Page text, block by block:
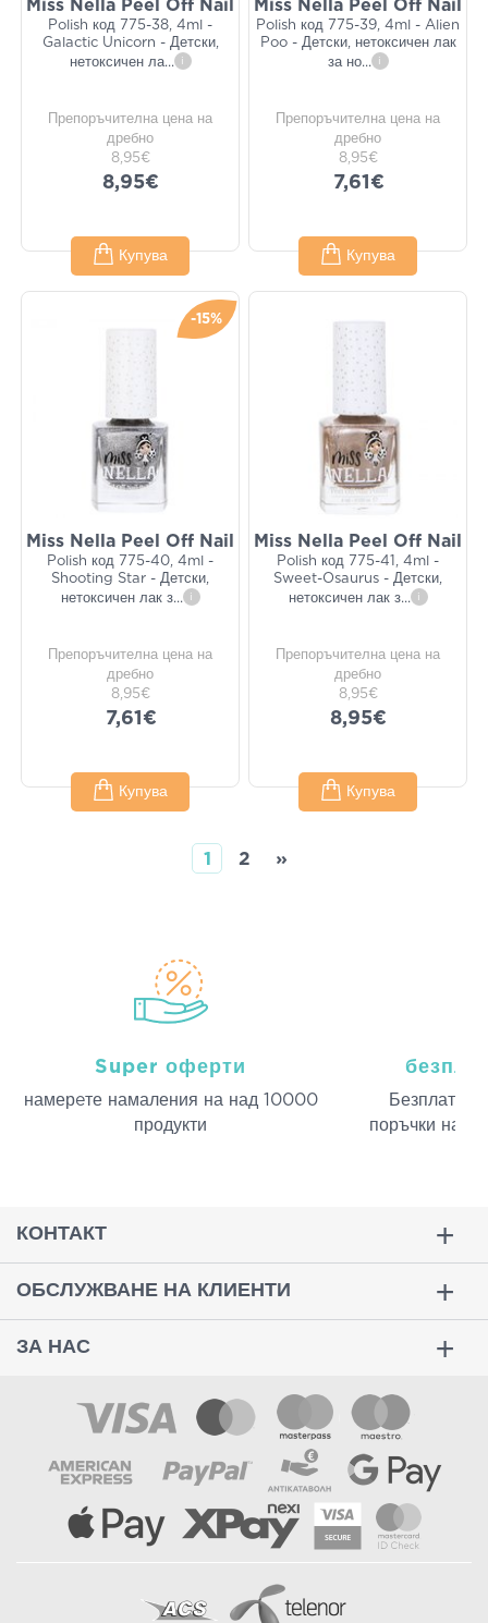
Miss Nella Peel Off Nail
Polish код 775-38, 4ml -
Galactic Unicorn - Детски,
нетоксичен ла... i
Препоръчителна цена на
дребно
8,95€
8,95€
Купува
Miss Nella Peel Off Nail
Polish код 775-39, 4ml - Alien
Poo - Детски, нетоксичен лак
за но... i
Препоръчителна цена на
дребно
8,95€
7,61€
Купува
-15%
Miss Nella Peel Off Nail
Polish код 775-40, 4ml -
Shooting Star - Детски,
нетоксичен лак з... i
Препоръчителна цена на
дребно
8,95€
7,61€
Купува
Miss Nella Peel Off Nail
Polish код 775-41, 4ml -
Sweet-Osaurus - Детски,
нетоксичен лак з... i
Препоръчителна цена на
дребно
8,95€
8,95€
Купува
1 2 »
Super оферти
намерeте намаления на над 10000
продукти
Безплатна
поръчки над
КОНТАКТ
ОБСЛУЖВАНЕ НА КЛИЕНТИ
ЗА НАС